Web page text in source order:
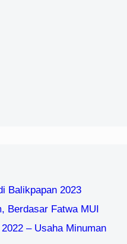
Balikpapan 2023
Berdasar Fatwa MUI
– Usaha Minuman